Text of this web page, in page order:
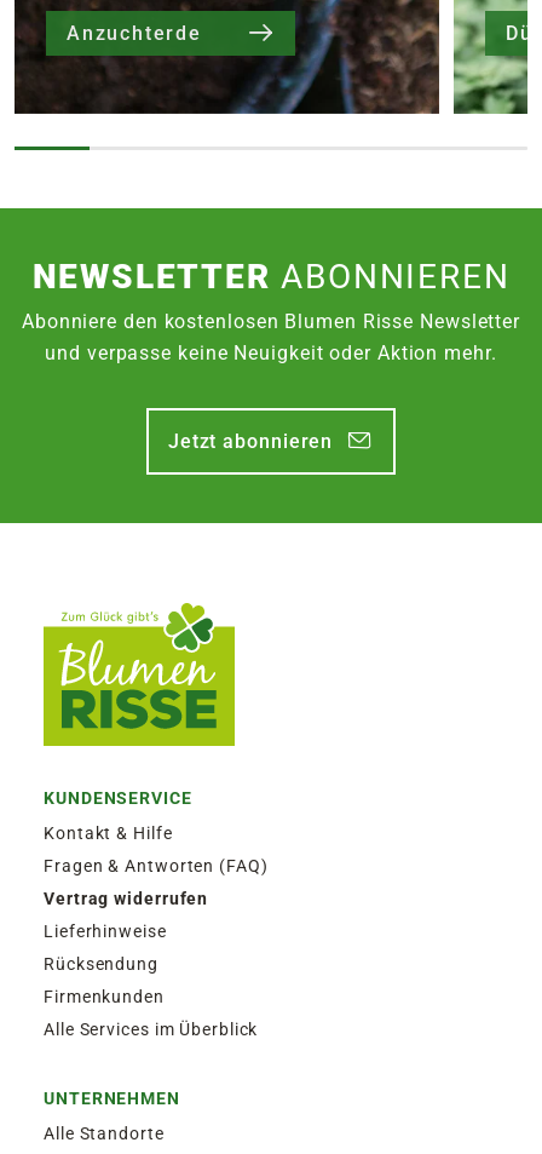
Anzuchterde
NEWSLETTERABONNIEREN
Abonniere den kostenlosen Blumen Risse Newsletter
und verpasse keine Neuigkeit oder Aktion mehr.
Jetzt abonnieren
KUNDENSERVICE
Kontakt & Hilfe
Fragen & Antworten (FAQ)
Vertrag widerrufen
Lieferhinweise
Rücksendung
Firmenkunden
Alle Services im Überblick
UNTERNEHMEN
Alle Standorte